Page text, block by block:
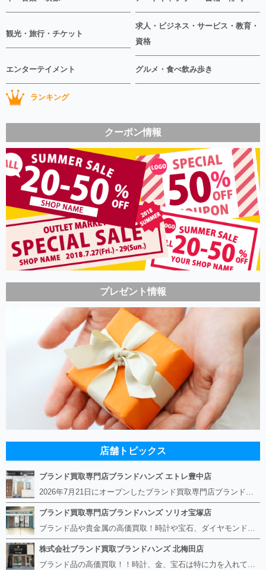
観光・旅行・チケット
求人・ビジネス・サービス・教育・
資格
エンターテイメント グルメ・食べ飲み歩き
ランキング
クーポン情報
プレゼント情報
店舗トピックス
ブランド買取専門店ブランドハンズ エトレ豊中店
2026年7月21日にオープンしたブランド買取専門店ブランドハンズ エトレ豊中店です。 阪急豊中駅直結のショッピングモール エトレとよなかの１階に店舗がございます。 金・貴金属、ブランド品、時計、宝石などその他ブランド食器や美容機器、ブランド香水や化粧品などの取り扱いもございます。 熟練の鑑定士が親切・丁寧に接客、査定をさせていただきます。 査定だけでもOK。お気軽にご来店下さいませ！
ブランド買取専門店ブランドハンズ ソリオ宝塚店
ブランド品や貴金属の高価買取！時計や宝石、ダイヤモンドなど家に眠っているものがあったら捨てる前にブランドハンズへお越しください。 査定料は無料、お値段が付くものかお調べいたします！ 宅配買取もありますので使っていない古いルイヴィトンのバッグや財布、壊れているオメガの時計、千切れている金のネックレスや指輪、小型家電も取り扱っておりますのでお気軽にご利用下さい☆ その他ブランド食器、銀シルバー製品、美容機器、脱毛器、スマホなど幅広く取り扱っております！
株式会社ブランド買取ブランドハンズ 北梅田店
ブランド品の高価買取！！時計、金、宝石は特に力を入れています！ ルイヴィトン、シャネル、ロレックス、エルメスはもちろん、グッチ、プラダ、セリーヌ、フェンディなどなど、 その他ブランド食器、銀シルバー製品、美容機器、脱毛器、スマホなど幅広く取り扱っているので まずは無料査定にお越しください！ 手数料は全て無料！全国対応の宅配買取も行っておりますのでお気軽にご連絡下さい！